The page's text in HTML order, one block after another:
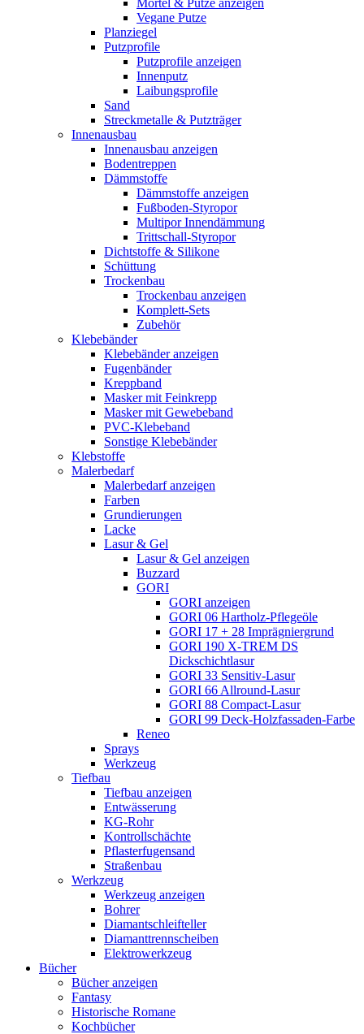
Mörtel & Putze anzeigen
Vegane Putze
Planziegel
Putzprofile
Putzprofile anzeigen
Innenputz
Laibungsprofile
Sand
Streckmetalle & Putzträger
Innenausbau
Innenausbau anzeigen
Bodentreppen
Dämmstoffe
Dämmstoffe anzeigen
Fußboden-Styropor
Multipor Innendämmung
Trittschall-Styropor
Dichtstoffe & Silikone
Schüttung
Trockenbau
Trockenbau anzeigen
Komplett-Sets
Zubehör
Klebebänder
Klebebänder anzeigen
Fugenbänder
Kreppband
Masker mit Feinkrepp
Masker mit Gewebeband
PVC-Klebeband
Sonstige Klebebänder
Klebstoffe
Malerbedarf
Malerbedarf anzeigen
Farben
Grundierungen
Lacke
Lasur & Gel
Lasur & Gel anzeigen
Buzzard
GORI
GORI anzeigen
GORI 06 Hartholz-Pflegeöle
GORI 17 + 28 Imprägniergrund
GORI 190 X-TREM DS
Dickschichtlasur
GORI 33 Sensitiv-Lasur
GORI 66 Allround-Lasur
GORI 88 Compact-Lasur
GORI 99 Deck-Holzfassaden-Farbe
Reneo
Sprays
Werkzeug
Tiefbau
Tiefbau anzeigen
Entwässerung
KG-Rohr
Kontrollschächte
Pflasterfugensand
Straßenbau
Werkzeug
Werkzeug anzeigen
Bohrer
Diamantschleifteller
Diamanttrennscheiben
Elektrowerkzeug
Bücher
Bücher anzeigen
Fantasy
Historische Romane
Kochbücher